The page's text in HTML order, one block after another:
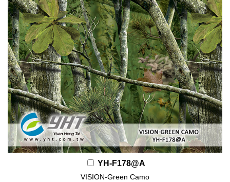
YH-F178@A
VISION-Green Camo